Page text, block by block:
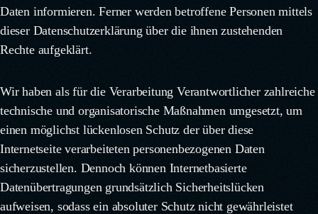
Daten informieren. Ferner werden betroffene Personen mittels
dieser Datenschutzerklärung über die ihnen zustehenden
Rechte aufgeklärt.
Wir haben als für die Verarbeitung Verantwortlicher zahlreiche
technische und organisatorische Maßnahmen umgesetzt, um
einen möglichst lückenlosen Schutz der über diese
Internetseite verarbeiteten personenbezogenen Daten
sicherzustellen. Dennoch können Internetbasierte
Datenübertragungen grundsätzlich Sicherheitslücken
aufweisen, sodass ein absoluter Schutz nicht gewährleistet